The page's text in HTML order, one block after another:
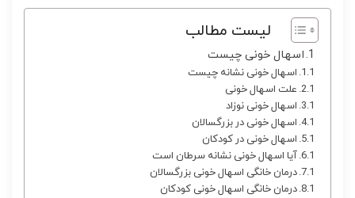
لیست مطالب
اسهال خونی چیست
اسهال خونی نشانه چیست
علت اسهال خونی
اسهال خونی نوزاد
اسهال خونی در بزرگسالان
اسهال خونی در کودکان
آیا اسهال خونی نشانه سرطان است
درمان خانگی اسهال خونی بزرگسالان
درمان خانگی اسهال خونی کودکان